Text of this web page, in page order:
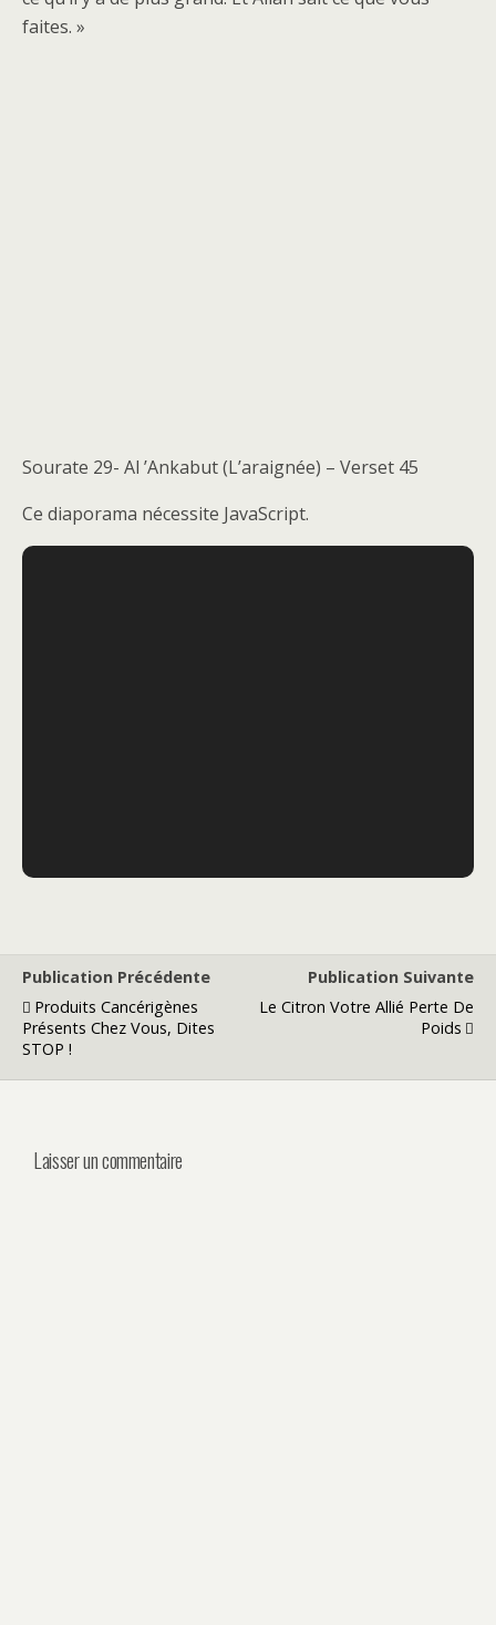
faites. »
Sourate 29- Al ’Ankabut (L’araignée) – Verset 45
Ce diaporama nécessite JavaScript.
Publication Précédente
Produits Cancérigènes
Présents Chez Vous, Dites
STOP !
Publication Suivante
Le Citron Votre Allié Perte De
Poids
Laisser un commentaire